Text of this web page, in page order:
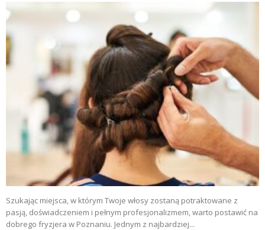
Szukając miejsca, w którym Twoje włosy zostaną potraktowane z
pasją, doświadczeniem i pełnym profesjonalizmem, warto postawić na
dobrego fryzjera w Poznaniu. Jednym z najbardziej...